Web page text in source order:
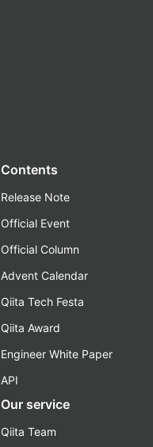
Contents
Release Note
Official Event
Official Column
Advent Calendar
Qiita Tech Festa
Qiita Award
Engineer White Paper
API
Our service
Qiita Team